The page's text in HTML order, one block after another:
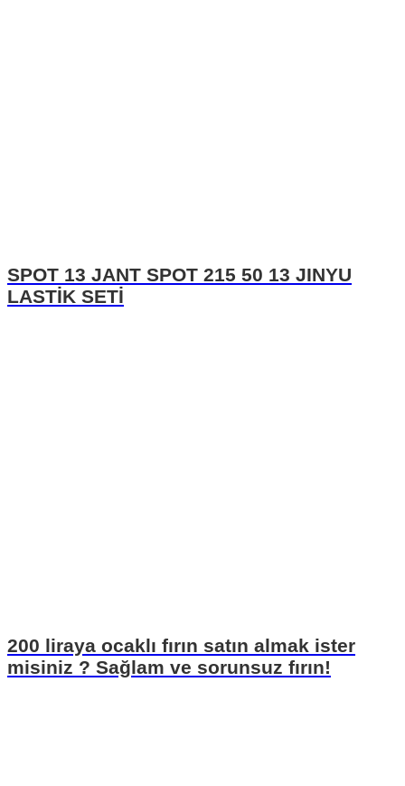
SPOT 13 JANT SPOT 215 50 13 JINYU
LASTİK SETİ
200 liraya ocaklı fırın satın almak ister
misiniz ? Sağlam ve sorunsuz fırın!